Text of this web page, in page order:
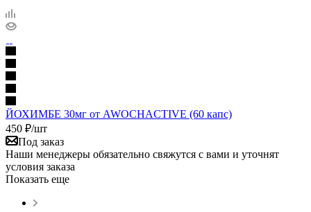
ЙОХИМБЕ 30мг от AWOCHACTIVE (60 капс)
450 ₽/шт
Под заказ
Наши менеджеры обязательно свяжутся с вами и уточнят
условия заказа
Показать еще